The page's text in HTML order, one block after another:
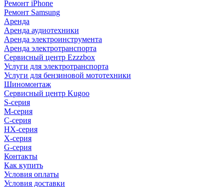
Ремонт iPhone
Ремонт Samsung
Аренда
Аренда аудиотехники
Аренда электроинструмента
Аренда электротранспорта
Сервисный центр Ezzzbox
Услуги для электротранспорта
Услуги для бензиновой мототехники
Шиномонтаж
Сервисный центр Kugoo
S-cерия
M-серия
С-серия
HX-серия
X-серия
G-серия
Контакты
Как купить
Условия оплаты
Условия доставки